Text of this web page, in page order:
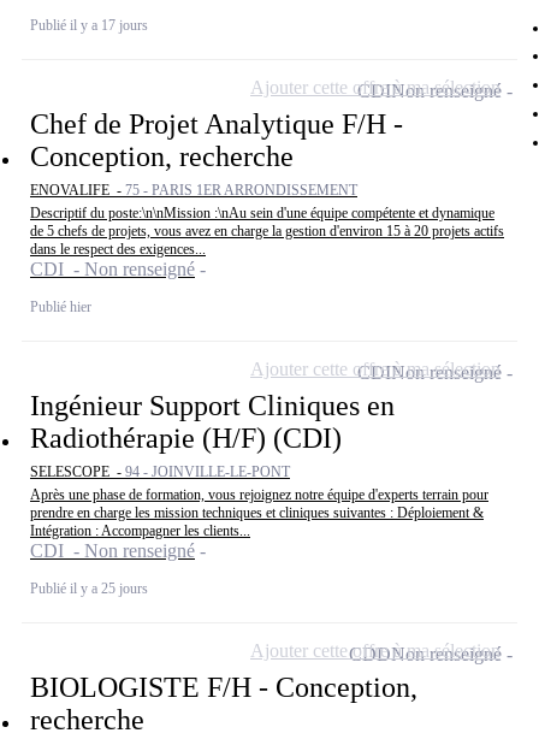
Publié il y a 17 jours
Chef de Projet Analytique F/H -
Conception, recherche
ENOVALIFE - 75 - PARIS 1ER ARRONDISSEMENT
Descriptif du poste:\n\nMission :\nAu sein d'une équipe compétente et dynamique
de 5 chefs de projets, vous avez en charge la gestion d'environ 15 à 20 projets actifs
dans le respect des exigences...
CDI - Non renseigné
Publié hier
CDINon renseigné
Ajouter cette offre à ma sélection
Ingénieur Support Cliniques en
Radiothérapie (H/F) (CDI)
SELESCOPE - 94 - JOINVILLE-LE-PONT
Après une phase de formation, vous rejoignez notre équipe d'experts terrain pour
prendre en charge les mission techniques et cliniques suivantes : Déploiement &
Intégration : Accompagner les clients...
CDI - Non renseigné
Publié il y a 25 jours
CDINon renseigné
Ajouter cette offre à ma sélection
BIOLOGISTE F/H - Conception,
recherche
CDDNon renseigné
Ajouter cette offre à ma sélection